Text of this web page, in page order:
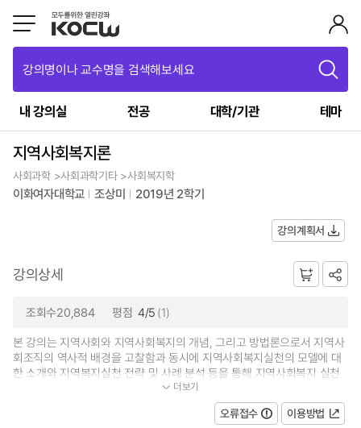
강의명이나 교수명을 검색해보세요
내 강의실 전공 대학/기관 테마
지역사회복지론
사회과학 >사회과학기타 >사회복지학
이화여자대학교 조상미 2019년 2학기
강의계획서
강의상세
조회수20,884 평점 4/5 (1)
본 강의는 지역사회와 지역사회복지의 개념, 그리고 방법론으로서 지역사
회조직의 역사적 배경을 고찰함과 동시에 지역사회복지실천의 모델에 대
한 소개와 지역복지실천 전략 및 사례 분석 등을 통해 지역사회복지 실천
에 필요한 다양한 지식과 기술을... 더보기
오류접수 이용방법